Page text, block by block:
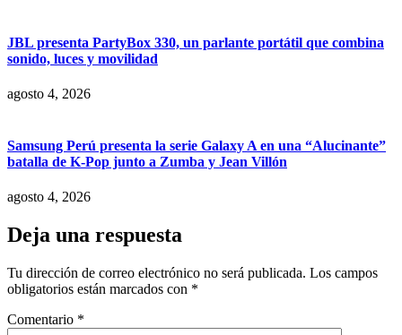
JBL presenta PartyBox 330, un parlante portátil que combina
sonido, luces y movilidad
agosto 4, 2026
Samsung Perú presenta la serie Galaxy A en una “Alucinante”
batalla de K-Pop junto a Zumba y Jean Villón
agosto 4, 2026
Deja una respuesta
Tu dirección de correo electrónico no será publicada. Los campos
obligatorios están marcados con *
Comentario *